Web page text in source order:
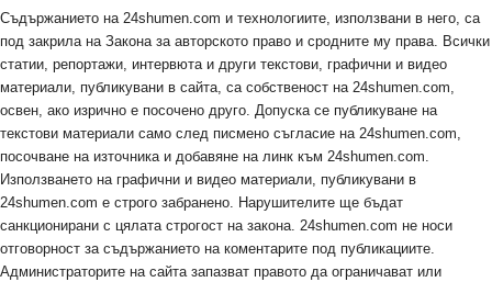
Съдържанието на 24shumen.com и технологиите, използвани в него, са
под закрила на Закона за авторското право и сродните му права. Всички
статии, репортажи, интервюта и други текстови, графични и видео
материали, публикувани в сайта, са собственост на 24shumen.com,
освен, ако изрично е посочено друго. Допуска се публикуване на
текстови материали само след писмено съгласие на 24shumen.com,
посочване на източника и добавяне на линк към 24shumen.com.
Използването на графични и видео материали, публикувани в
24shumen.com е строго забранено. Нарушителите ще бъдат
санкционирани с цялата строгост на закона. 24shumen.com не носи
отговорност за съдържанието на коментарите под публикациите.
Администраторите на сайта запазват правото да ограничават или